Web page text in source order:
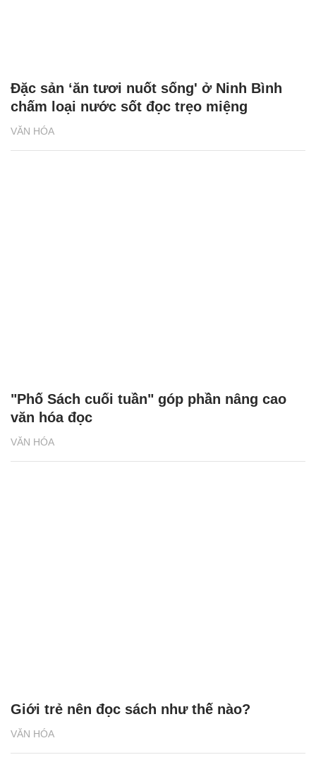
VĂN HÓA
Đặc sản ‘ăn tươi nuốt sống' ở Ninh Bình
chấm loại nước sốt đọc trẹo miệng
VĂN HÓA
"Phố Sách cuối tuần" góp phần nâng cao
văn hóa đọc
VĂN HÓA
Giới trẻ nên đọc sách như thế nào?